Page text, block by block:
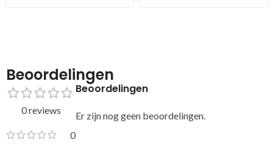
Beoordelingen
0 reviews
0
Beoordelingen
Er zijn nog geen beoordelingen.